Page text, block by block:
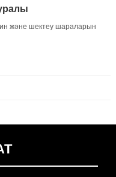
және шектеу шараларын